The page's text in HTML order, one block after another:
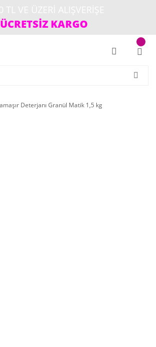
ÜCRETSİZ KARGO